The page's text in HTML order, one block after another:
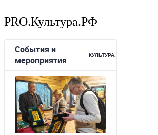
PRO.Культура.РФ